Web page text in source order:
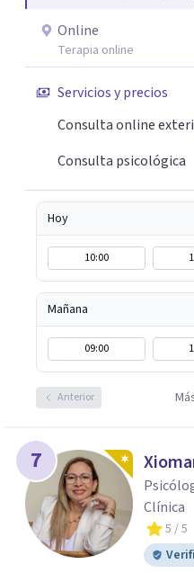
Online
Terapia online
Servicios y precios
Consulta online
Consulta psicológica
Hoy
10:00
Mañana
09:00
Anterior
7
Clínica
5 / 5